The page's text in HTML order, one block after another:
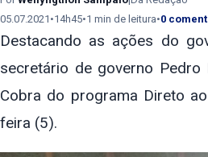
05.07.2021 •14h45•1 min de leitura•0
Destacando as ações do
secretário de governo Pedro
Cobra do programa Direto
feira (5).